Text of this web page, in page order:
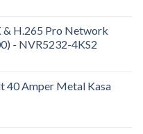
& H.265 Pro Network
- NVR5232-4KS2
40 Amper Metal Kasa